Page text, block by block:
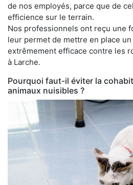
de nos employés, parce que de
efficience sur le terrain.
Nos professionnels ont reçu une
leur permet de mettre en place
extrêmement efficace contre les
à Larche.
Pourquoi faut-il éviter la
animaux nuisibles ?